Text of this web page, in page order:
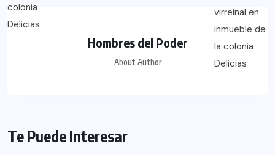
Hombres del Poder
About Author
Te Puede Interesar